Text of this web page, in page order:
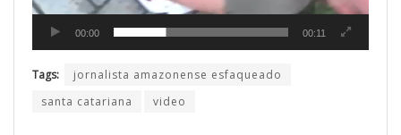
00:00 00:11
Tags:
jornalista amazonense esfaqueado
santa catariana
video